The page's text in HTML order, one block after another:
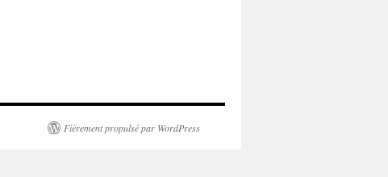
Fièrement propulsé par WordPress